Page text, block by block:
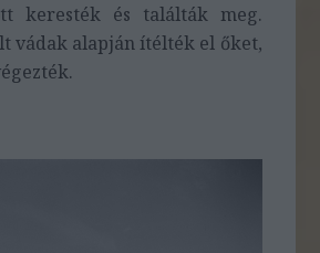
keresték és találták meg.
vádak alapján ítélték el őket,